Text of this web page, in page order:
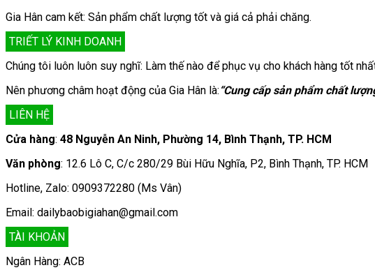
Gia Hân cam kết: Sản phẩm chất lượng tốt và giá cả phải chăng.
TRIẾT LÝ KINH DOANH
Chúng tôi luôn luôn suy nghĩ: Làm thế nào để phục vụ cho khách hàng tốt
Nên phương châm hoạt động của Gia Hân là: “Cung cấp sản phẩm chất
LIÊN HỆ
Cửa hàng: 48 Nguyễn An Ninh, Phường 14, Bình Thạnh, TP. HCM
Văn phòng: 12.6 Lô C, C/c 280/29 Bùi Hữu Nghĩa, P2, Bình Thạnh, TP. HCM
Hotline, Zalo: 0909372280 (Ms Vân)
Email: dailybaobigiahan@gmail.com
TÀI KHOẢN
Ngân Hàng: ACB